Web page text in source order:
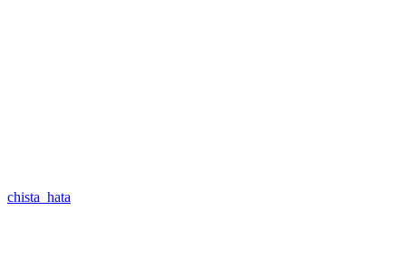
chista_hata